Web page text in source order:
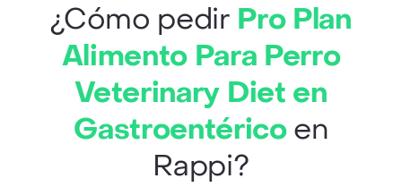
¿Cómo pedir Pro Plan
Alimento Para Perro
Veterinary Diet en
Gastroentéricoen
Rappi?